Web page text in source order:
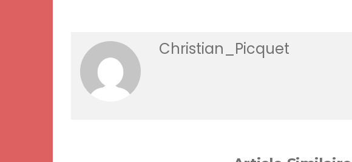
Christian_Picquet